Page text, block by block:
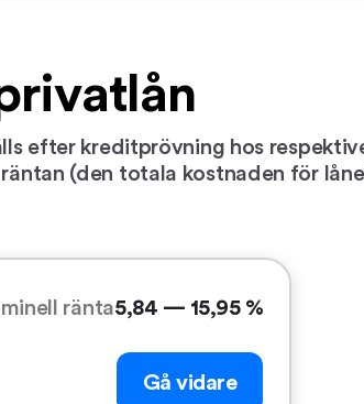
efter kreditprövning hos
(den totala kostnaden för
ränta5,84 — 15,95 %
Gå vidare